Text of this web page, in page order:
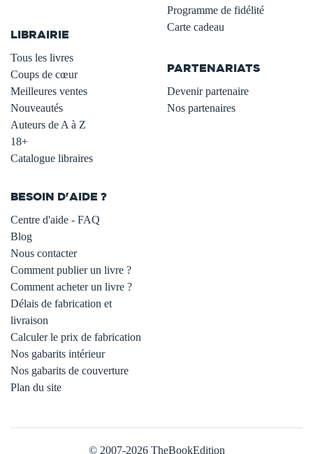
LIBRAIRIE
Tous les livres
Coups de cœur
Meilleures ventes
Nouveautés
Auteurs de A à Z
18+
Catalogue libraires
Programme de fidélité
Carte cadeau
PARTENARIATS
Devenir partenaire
Nos partenaires
BESOIN D'AIDE ?
Centre d'aide - FAQ
Blog
Nous contacter
Comment publier un livre ?
Comment acheter un livre ?
Délais de fabrication et
livraison
Calculer le prix de fabrication
Nos gabarits intérieur
Nos gabarits de couverture
Plan du site
© 2007-2026 TheBookEdition